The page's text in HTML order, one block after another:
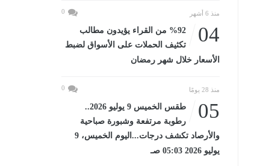
منذ 6 أشهر 0
04
%92 من القراء يؤيدون مطالب
تكثيف الحملات على الأسواق لضبط
الأسعار خلال شهر رمضان
منذ 28 يومًا 0
05
طقس الخميس 9 يوليو 2026..
رطوبة مرتفعة وشبورة صباحية
والأرصاد تكشف درجات...اليوم الخميس، 9
يوليو 2026 05:03 صـ